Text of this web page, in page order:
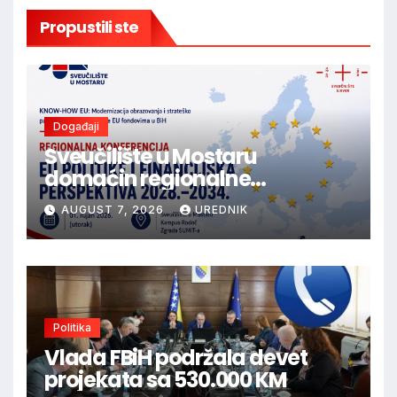
Propustili ste
Događaji
Sveučilište u Mostaru
domaćin regionalne
konferencije o budućnosti EU
politika i financijske
perspektive 2028.–2034.
AUGUST 7, 2026 UREDNIK
Politika
Vlada FBiH podržala devet
projekata sa 530.000 KM